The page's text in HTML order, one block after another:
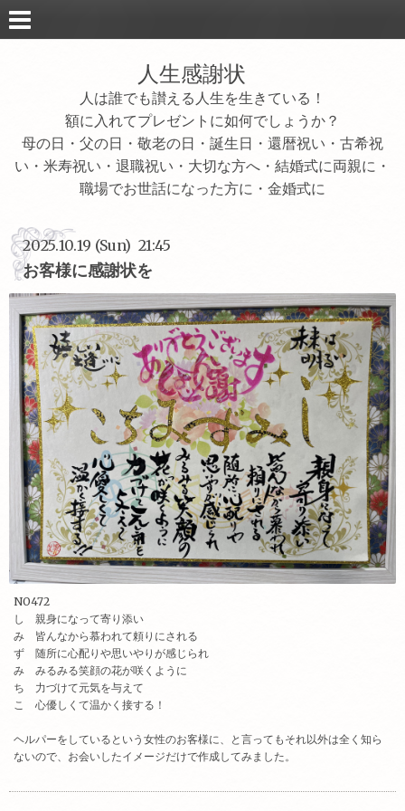
人生感謝状
人は誰でも讃える人生を生きている！
額に入れてプレゼントに如何でしょうか？
母の日・父の日・敬老の日・誕生日・還暦祝い・古希祝
い・米寿祝い・退職祝い・大切な方へ・結婚式に両親に・
職場でお世話になった方に・金婚式に
2025.10.19 (Sun) 21:45
お客様に感謝状を
NO472
し 親身になって寄り添い
み 皆んなから慕われて頼りにされる
ず 随所に心配りや思いやりが感じられ
み みるみる笑顔の花が咲くように
ち 力づけて元気を与えて
こ 心優しくて温かく接する！
ヘルパーをしているという女性のお客様に、と言ってもそれ以外は全く知ら
ないので、お会いしたイメージだけで作成してみました。